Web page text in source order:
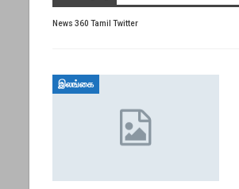
News 360 Tamil Twitter
இலங்கை